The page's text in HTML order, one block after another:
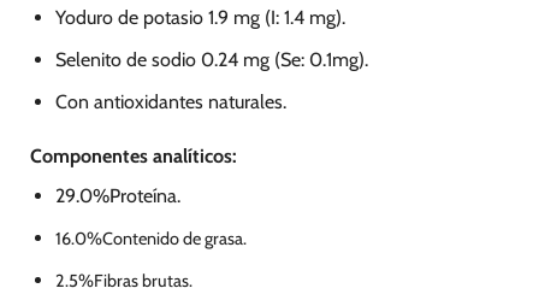
Yoduro de potasio 1.9 mg (I: 1.4 mg).
Selenito de sodio 0.24 mg (Se: 0.1mg).
Con antioxidantes naturales.
Componentes analíticos:
29.0%Proteína.
16.0%Contenido de grasa.
2.5%Fibras brutas.